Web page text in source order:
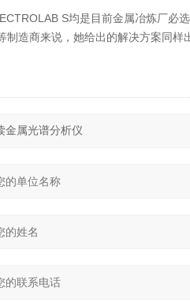
S均是目前金属冶炼厂
造商来说，她给出的解决方案同样